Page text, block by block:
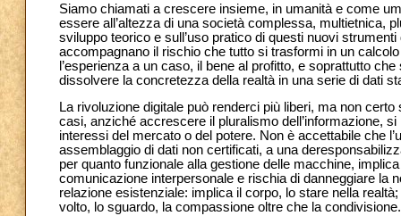
Siamo chiamati a crescere insieme, in umanità e come
essere all’altezza di una società complessa, multietnica,
sviluppo teorico e sull’uso pratico di questi nuovi
accompagnano il rischio che tutto si trasformi in un
l’esperienza a un caso, il bene al profitto, e soprattutto
dissolvere la concretezza della realtà in una serie di dati
La rivoluzione digitale può renderci più liberi, ma non
casi, anziché accrescere il pluralismo dell’informazione,
interessi del mercato o del potere. Non è accettabile che
assemblaggio di dati non certificati, a una
per quanto funzionale alla gestione delle macchine,
comunicazione interpersonale e rischia di danneggiare la
relazione esistenziale: implica il corpo, lo stare nella
volto, lo sguardo, la compassione oltre che la condivisione.